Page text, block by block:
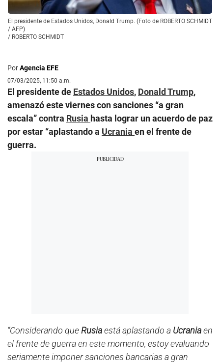
El presidente de Estados Unidos, Donald Trump. (Foto de ROBERTO SCHMIDT
/ AFP)
/ ROBERTO SCHMIDT
PorAgencia EFE
07/03/2025, 11:50 a.m.
El presidente de Estados Unidos, Donald Trump,
amenazó este viernes con sanciones “a gran
escala” contra Rusia hasta lograr un acuerdo de paz
por estar “aplastando a Ucrania en el frente de
guerra.
“Considerando queRusiaestá aplastando a Ucraniaen
el frente de guerra en este momento, estoy evaluando
seriamente imponer sanciones bancarias a gran